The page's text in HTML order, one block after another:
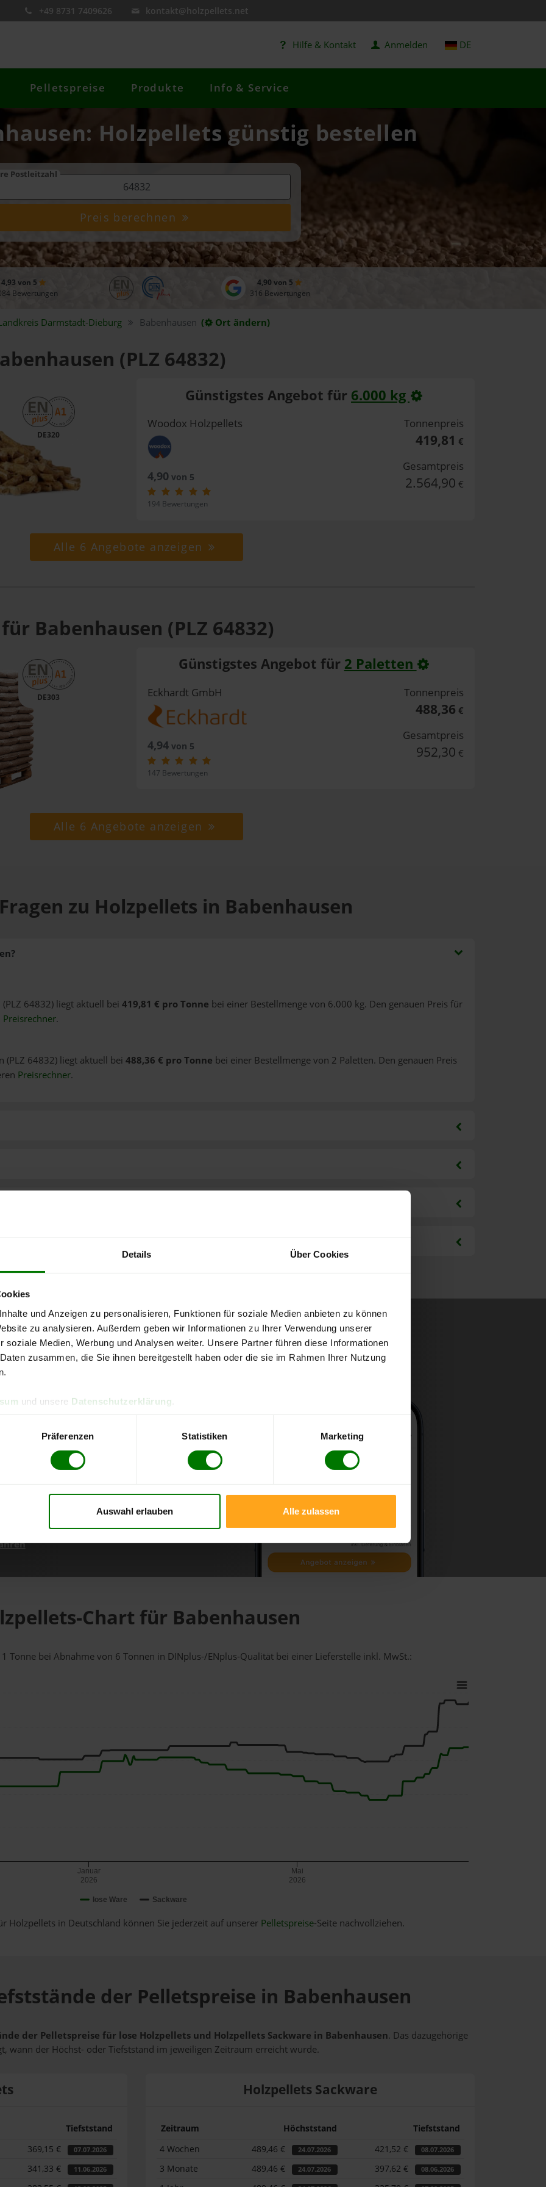
Details Über Cookies
und Anzeigen zu personalisieren, Funktionen für soziale Medien anbieten zu können
zu analysieren. Außerdem geben wir Informationen zu Ihrer Verwendung unserer
soziale Medien, Werbung und Analysen weiter. Unsere Partner führen diese Informationen
zusammen, die Sie ihnen bereitgestellt haben oder die sie im Rahmen Ihrer Nutzung
und unsere Datenschutzerklärung
Präferenzen Statistiken Marketing
Auswahl erlauben Alle zulassen
+49 8731 7409626 kontakt@holzpellets.net
Hilfe & Kontakt Anmelden DE
Pelletspreise Produkte Info & Service
Holzpellets günstig bestellen
Postleitzahl
Preis berechnen
4,93 von 5
Bewertungen
4,90 von 5
316 Bewertungen
Darmstadt-Dieburg Babenhausen ( Ort ändern)
(PLZ 64832)
DE320
Günstigstes Angebot für 6.000 kg
Woodox Holzpellets
4,90 von 5
194 Bewertungen
Tonnenpreis
419,81 €
Gesamtpreis
2.564,90 €
Alle 6 Angebote anzeigen
Babenhausen (PLZ 64832)
DE303
Günstigstes Angebot für 2 Paletten
Eckhardt GmbH
4,94von 5
147 Bewertungen
Tonnenpreis
488,36 €
Gesamtpreis
952,30 €
Alle 6 Angebote anzeigen
zu Holzpellets in Babenhausen
64832) liegt aktuell bei 419,81 € pro Tonne bei einer Bestellmenge von 6.000 kg. Den genauen Preis für
Preisrechner.
(PLZ 64832) liegt aktuell bei 488,36 € pro Tonne bei einer Bestellmenge von 2 Paletten. Den genauen Preis
Preisrechner.
kostenlose
direkt online bestellen
aktuellen Stand
Chart für Babenhausen
Tonne bei Abnahmevon 6 Tonnen in DINplus-/ENplus-Qualität bei einer Lieferstelle inkl. MwSt.:
lose Ware Sackware
Januar
2026
Mai
2026
Holzpellets in Deutschland können Sie jederzeit auf unserer Pelletspreise-Seite nachvollziehen.
der Pelletspreise in Babenhausen
der Pelletspreise für lose Holzpellets und Holzpellets Sackware in Babenhausen. Das dazugehörige
wann der Höchst- oder Tiefststand im jeweiligen Zeitraum erreicht wurde.
Tiefststand
369,15 € 07.07.2026
341,33 € 11.06.2026
Holzpellets Sackware
Zeitraum Höchststand
Tiefststand
4 Wochen
489,46 € 24.07.2026 421,52 € 08.07.2026
3 Monate 489,46 € 24.07.2026 397,62 € 08.06.2026